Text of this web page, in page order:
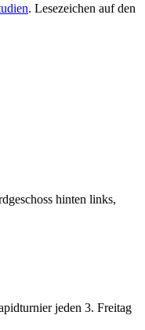
. Lesezeichen auf den
hinten links,
jeden 3. Freitag